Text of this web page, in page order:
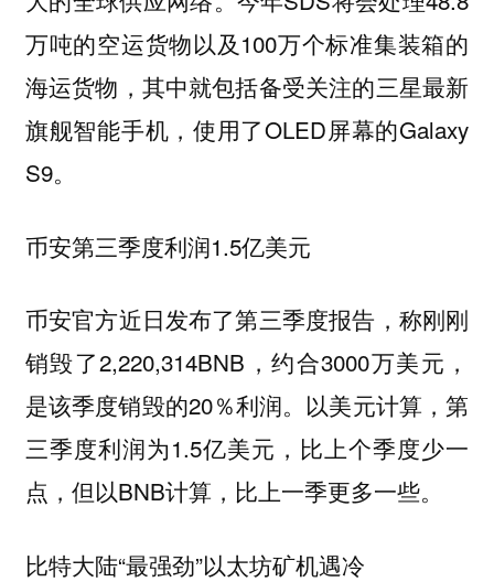
万吨的空运货物以及100万个标准集装箱的
海运货物，其中就包括备受关注的三星最新
旗舰智能手机，使用了OLED屏幕的Galaxy
S9。
币安第三季度利润1.5亿美元
币安官方近日发布了第三季度报告，称刚刚
销毁了2,220,314BNB，约合3000万美元，
是该季度销毁的20％利润。以美元计算，第
三季度利润为1.5亿美元，比上个季度少一
点，但以BNB计算，比上一季更多一些。
比特大陆“最强劲”以太坊矿机遇冷